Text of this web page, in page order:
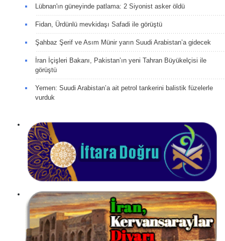
Lübnan'ın güneyinde patlama: 2 Siyonist asker öldü
Fidan, Ürdünlü mevkidaşı Safadi ile görüştü
Şahbaz Şerif ve Asım Münir yarın Suudi Arabistan’a gidecek
İran İçişleri Bakanı, Pakistan’ın yeni Tahran Büyükelçisi ile
görüştü
Yemen: Suudi Arabistan’a ait petrol tankerini balistik füzelerle
vurduk